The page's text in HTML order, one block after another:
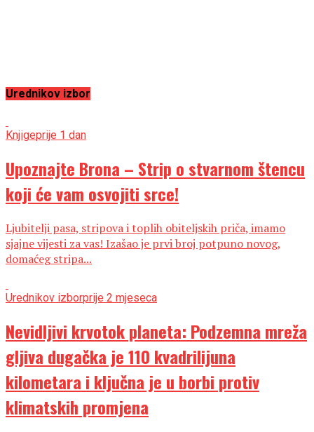
Urednikov izbor
Knjigeprije 1 dan
Upoznajte Brona – Strip o stvarnom štencu
koji će vam osvojiti srce!
Ljubitelji pasa, stripova i toplih obiteljskih priča, imamo
sjajne vijesti za vas! Izašao je prvi broj potpuno novog,
domaćeg stripa...
Urednikov izborprije 2 mjeseca
Nevidljivi krvotok planeta: Podzemna mreža
gljiva dugačka je 110 kvadrilijuna
kilometara i ključna je u borbi protiv
klimatskih promjena